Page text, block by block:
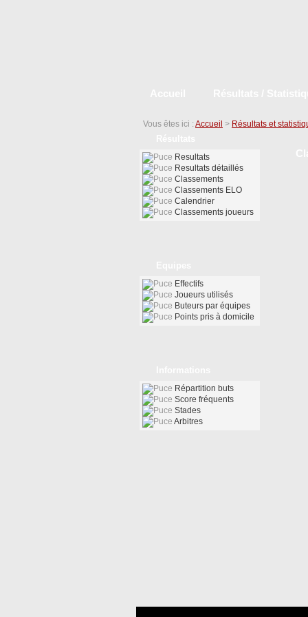
Vous êtes ici : Accueil > Résultats et
Resultats
Resultats détaillés
Classements
Classements ELO
Calendrier
Classements joueurs
Effectifs
Joueurs utilisés
Buteurs par équipes
Points pris à domicile
Répartition buts
Score fréquents
Stades
Arbitres